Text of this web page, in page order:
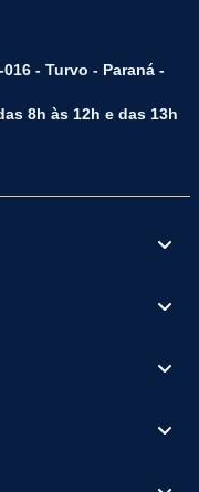
- Turvo - Paraná -
8h às 12h e das 13h